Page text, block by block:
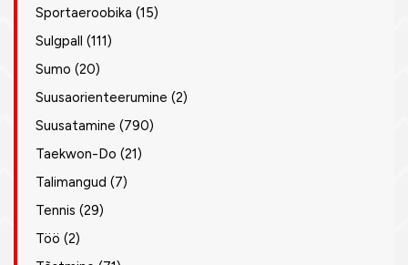
Sportaeroobika (15)
Sulgpall (111)
Sumo (20)
Suusaorienteerumine (2)
Suusatamine (790)
Taekwon-Do (21)
Talimangud (7)
Tennis (29)
Töö (2)